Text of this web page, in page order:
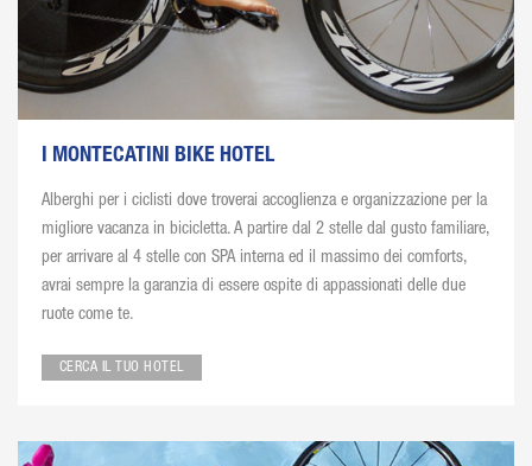
I MONTECATINI BIKE HOTEL
Alberghi per i ciclisti dove troverai accoglienza e organizzazione per la
migliore vacanza in bicicletta. A partire dal 2 stelle dal gusto familiare,
per arrivare al 4 stelle con SPA interna ed il massimo dei comforts,
avrai sempre la garanzia di essere ospite di appassionati delle due
ruote come te.
CERCA IL TUO HOTEL